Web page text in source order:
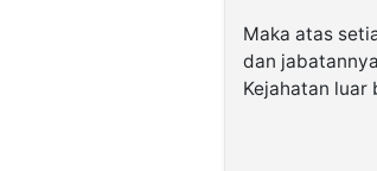
Maka atas
dan
Kejahatan luar